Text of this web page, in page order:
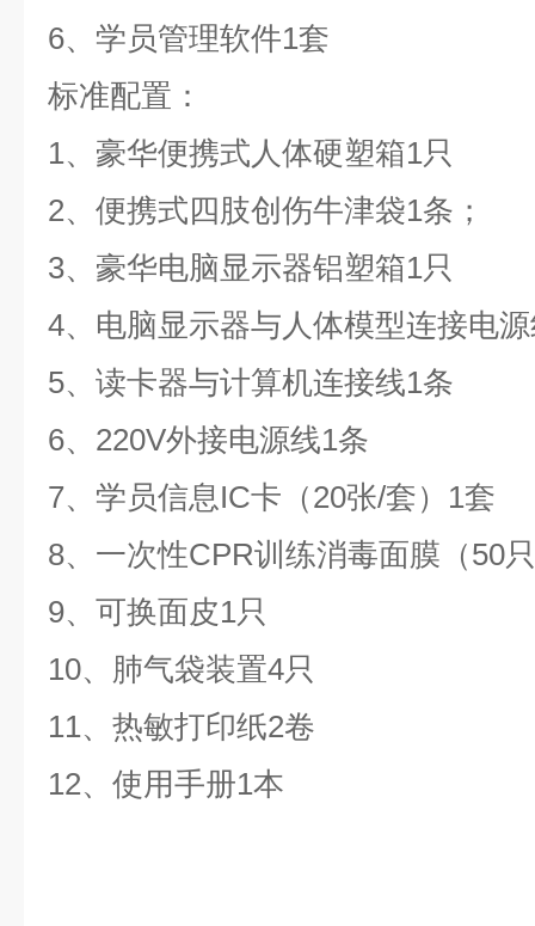
6、学员管理软件1套
标准配置：
1、豪华便携式人体硬塑箱1只
2、便携式四肢创伤牛津袋1条；
3、豪华电脑显示器铝塑箱1只
4、电脑显示器与人体模型连接电
5、读卡器与计算机连接线1条
6、220V外接电源线1条
7、学员信息IC卡（20张/套）1套
8、一次性CPR训练消毒面膜（50
9、可换面皮1只
10、肺气袋装置4只
11、热敏打印纸2卷
12、使用手册1本